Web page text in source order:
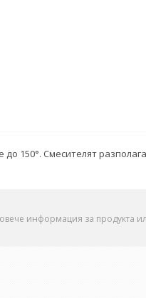
150°. Смесителят
информация за продукта